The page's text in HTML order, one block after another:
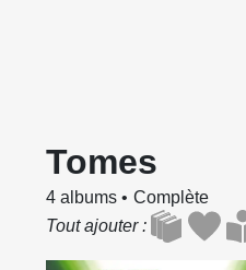
Tomes
4 albums
Complète
Tout ajouter